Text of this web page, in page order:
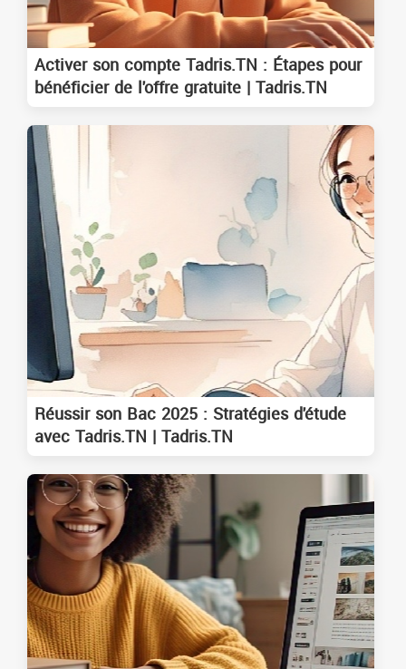
Activer son compte Tadris.TN : Étapes pour
bénéficier de l'offre gratuite | Tadris.TN
Réussir son Bac 2025 : Stratégies d'étude
avec Tadris.TN | Tadris.TN